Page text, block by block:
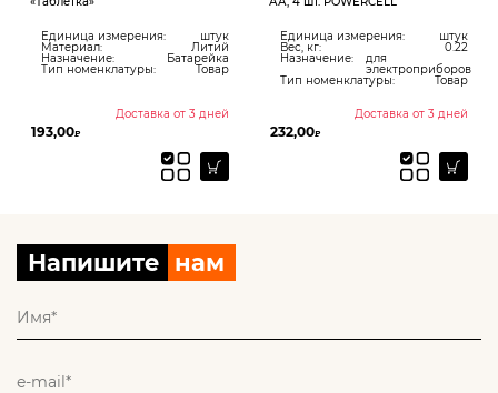
Единица измерения: штук
Материал: Литий
Назначение: Батарейка
Тип номенклатуры: Товар
Доставка от 3 дней
193,00₽
Единица измерения: штук
Вес, кг: 0.22
Назначение: для
электроприборов
Тип номенклатуры: Товар
Доставка от 3 дней
232,00₽
Напишите нам